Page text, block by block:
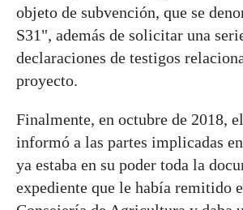
objeto de subvención, que se
S31", además de solicitar una
declaraciones de testigos
proyecto.
Finalmente, en octubre de 2018,
informó a las partes implicadas
ya estaba en su poder toda la
expediente que le había remitido